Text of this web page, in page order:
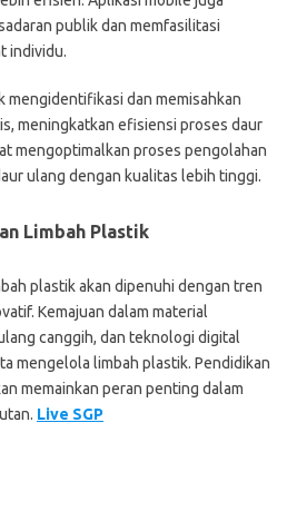
publik dan memfasilitasi
individu.
mengidentifikasi dan memisahkan
meningkatkan efisiensi proses daur
mengoptimalkan proses pengolahan
ulang dengan kualitas lebih tinggi.
Limbah Plastik
plastik akan dipenuhi dengan tren
Kemajuan dalam material
canggih, dan teknologi digital
mengelola limbah plastik. Pendidikan
memainkan peran penting dalam
Live SGP